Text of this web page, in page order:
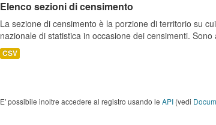
Elenco sezioni di censimento
La sezione di censimento è la porzione di territorio su
nazionale di statistica in occasione dei censimenti. Sono
CSV
E' possibile inoltre accedere al registro usando le API (vedi